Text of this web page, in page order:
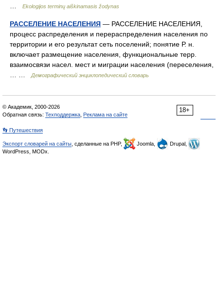
Ekologijos terminų aiškinamasis žodynas
РАССЕЛЕНИЕ НАСЕЛЕНИЯ — РАССЕЛЕНИЕ НАСЕЛЕНИЯ,
процесс распределения и перераспределения населения по
территории и его результат сеть поселений; понятие Р. н.
включает размещение населения, функциональные терр.
взаимосвязи насел. мест и миграции населения (переселения,
Демографический энциклопедический словарь
18+
© Академик, 2000-2026
Обратная связь: Техподдержка Реклама на сайте
👣 Путешествия
Экспорт словарей на сайты , сделанные на PHP, Joomla,
Drupal,
WordPress, MODx.